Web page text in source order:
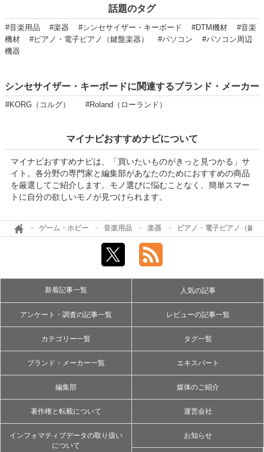
話題のタグ
#音楽用品 #楽器 #シンセサイザー・キーボード #DTM機材
#音楽
機材
#ピアノ・電子ピアノ（鍵盤楽器） #パソコン
#パソコン周辺
機器
シンセサイザー・キーボードに関連するブランド・メーカー
#KORG（コルグ） #Roland（ローランド）
マイナビおすすめナビについて
マイナビおすすめナビは、「買いたいものがきっと見つかる」サ
イト。各分野の専門家と編集部があなたのためにおすすめの商品
を厳選してご紹介します。モノ選びに悩むことなく、簡単スマー
トに自分の欲しいモノが見つけられます。
ゲーム・ホビー 音楽用品 楽器 ピアノ・電子ピアノ（鍵盤
新着記事一覧 人気の記事
アンケート・調査の記事一覧 レビューの記事一覧
カテゴリー一覧 タグ一覧
ブランド・メーカー一覧 エキスパート
編集部 媒体のご紹介
著作権と転載について 運営会社
インフォマティブデータの取り扱い
について
お知らせ